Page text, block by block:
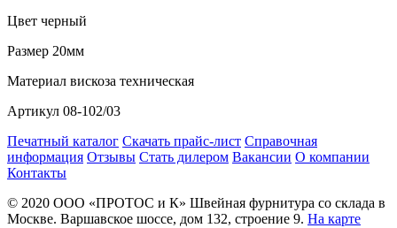
Цвет черный
Размер 20мм
Материал вискоза техническая
Артикул 08-102/03
Печатный каталог Скачать прайс-лист Справочная
информация Отзывы Стать дилером Вакансии О компании
Контакты
© 2020 ООО «ПРОТОС и К» Швейная фурнитура со склада в
Москве. Варшавское шоссе, дом 132, строение 9. На карте